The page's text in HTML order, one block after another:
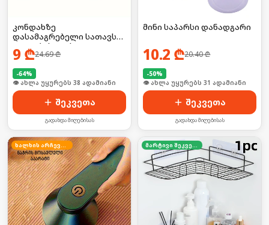
კონდახზე
დასამაგრებელი სათავსო
ტყვიებისთვის
9 ₾24.69₾
-64%
🛒 ბოლო 24სთ-ში იყიდა 10-მა
შეკვეთა
გადახდა მიღებისას
მინი საპარსი დანადგარი
10.2 ₾20.40₾
-50%
🛒 ბოლო 24სთ-ში იყიდა 46-მა
შეკვეთა
გადახდა მიღებისას
ხალხის არჩევანი მარტივი შეკვეთა